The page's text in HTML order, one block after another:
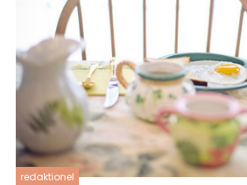
redaktionel